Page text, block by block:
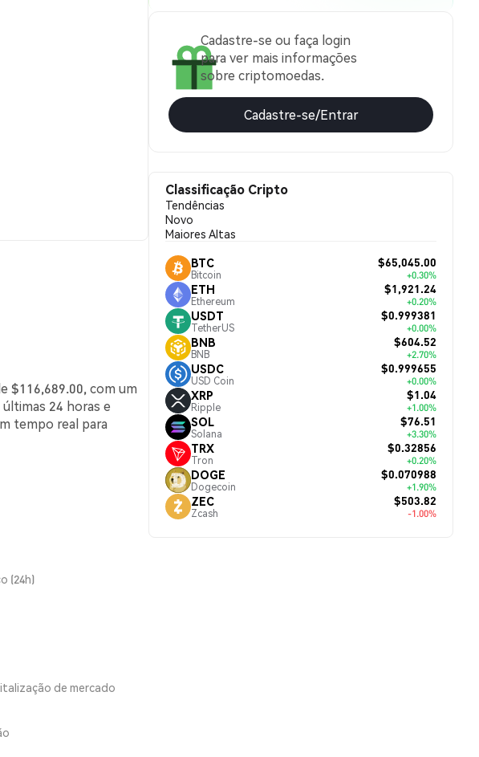
$116,689.00, com um
últimas 24 horas e
tempo real para
(24h)
de mercado
Cadastre-se ou faça login
para ver mais informações
sobre criptomoedas.
Cadastre-se/Entrar
Classificação Cripto
Tendências
Novo
Maiores Altas
BTC
Bitcoin
$65,045.00
+0.30%
ETH
Ethereum
$1,921.24
+0.20%
USDT
TetherUS
$0.999381
+0.00%
BNB
BNB
$604.52
+2.70%
USDC
USD Coin
$0.999655
+0.00%
XRP
Ripple
$1.04
+1.00%
SOL
Solana
$76.51
+3.30%
TRX
Tron
$0.32856
+0.20%
DOGE
Dogecoin
$0.070988
+1.90%
ZEC
Zcash
$503.82
-1.00%